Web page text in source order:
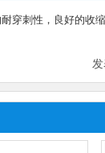
穿刺性，良好的收